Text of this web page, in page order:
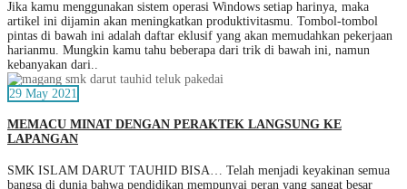
Jika kamu menggunakan sistem operasi Windows setiap harinya, maka
artikel ini dijamin akan meningkatkan produktivitasmu. Tombol-tombol
pintas di bawah ini adalah daftar eklusif yang akan memudahkan pekerjaan
harianmu. Mungkin kamu tahu beberapa dari trik di bawah ini, namun
kebanyakan dari..
29 May 2021
MEMACU MINAT DENGAN PERAKTEK LANGSUNG KE
LAPANGAN
SMK ISLAM DARUT TAUHID BISA… Telah menjadi keyakinan semua
bangsa di dunia bahwa pendidikan mempunyai peran yang sangat besar